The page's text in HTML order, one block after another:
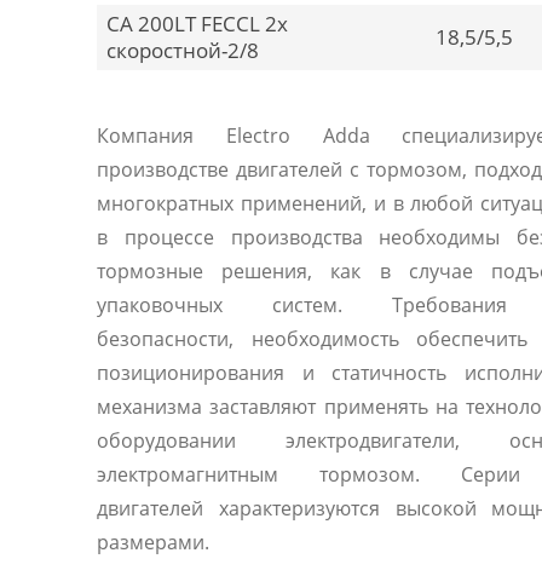
CA 200LT FECCL 2х
скоростной-2/8
18,5/5,5
Компания Electro Adda
производстве двигателей с тормозом,
многократных применений, и в любой
в процессе производства необходимы
тормозные решения, как в случае
упаковочных систем. Требования
безопасности, необходимость обеспечить
позиционирования и статичность
механизма заставляют применять на
оборудовании электродвигатели,
электромагнитным тормозом.
двигателей характеризуются высокой
размерами.